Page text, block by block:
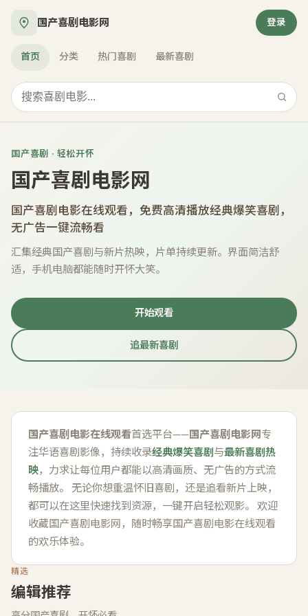
国产喜剧电影网
首页 分类 热门喜剧 最新喜剧
登录
国产喜剧 · 轻松开怀
国产喜剧电影网
国产喜剧电影在线观看，免费高清播放经典爆笑喜剧，
无广告一键流畅看
汇集经典国产喜剧与新片热映，片单持续更新。界面简洁舒
适，手机电脑都能随时开怀大笑。
开始观看
追最新喜剧
关于国产喜剧电影网
国产喜剧电影在线观看首选平台——国产喜剧电影网专
注华语喜剧影像，持续收录经典爆笑喜剧与最新喜剧热
映，力求让每位用户都能以高清画质、无广告的方式流
畅播放。 无论你想重温怀旧喜剧，还是追看新片上映，
都可以在这里快速找到资源，一键开启轻松观影。 欢迎
收藏国产喜剧电影网，随时畅享国产喜剧电影在线观看
的欢乐体验。
精选
编辑推荐